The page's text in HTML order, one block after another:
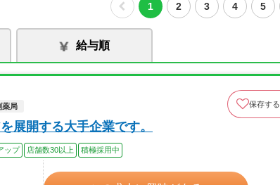
1 2 3 4 5
給与順
薬局 保存する
展開する大手企業です。
ップ 店舗数30以上 積極採用中